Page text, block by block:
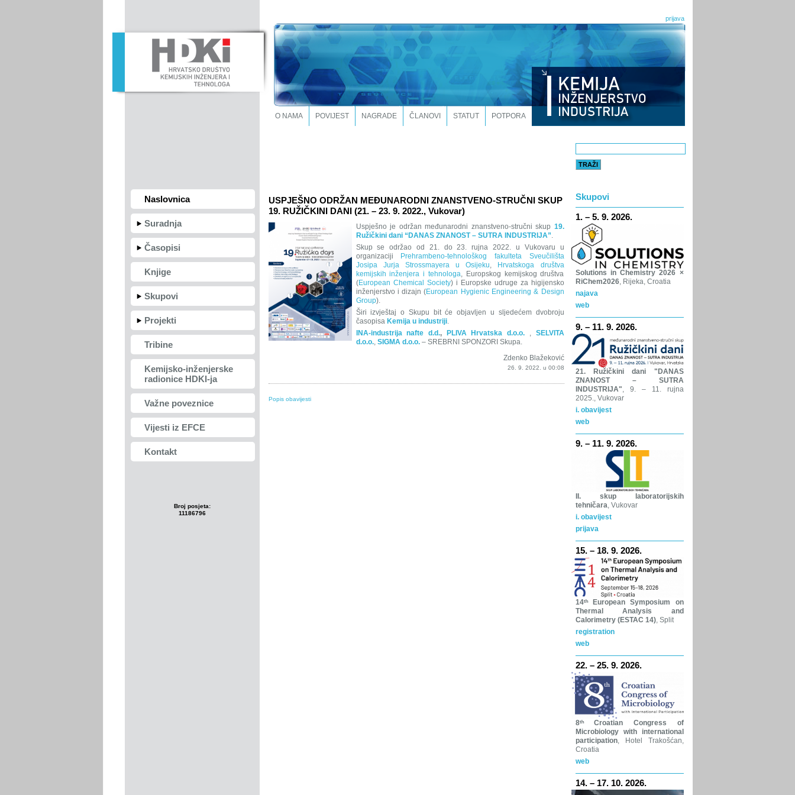
prijava
O NAMA POVIJEST NAGRADE ČLANOVI STATUT POTPORA
Naslovnica
Suradnja
Časopisi
Knjige
Skupovi
Projekti
Tribine
Kemijsko-inženjerske
radionice HDKI-ja
Važne poveznice
Vijesti iz EFCE
Kontakt
Broj posjeta:
11186796
USPJEŠNO ODRŽAN MEĐUNARODNI ZNANSTVENO-STRUČNI SKUP
19. RUŽIČKINI DANI (21. – 23. 9. 2022., Vukovar)
Uspješno je održan međunarodni znanstveno-stručni skup 19.
Ružičkini dani “DANAS ZNANOST – SUTRA INDUSTRIJA”.
Skup se održao od 21. do 23. rujna 2022. u Vukovaru u
organizaciji
Prehrambeno-tehnološkog fakulteta Sveučilišta
Josipa Jurja Strossmayera u Osijeku,
Hrvatskoga društva
kemijskih inženjera i tehnologa, Europskog kemijskog društva
(European Chemical Society) i Europske udruge za higijensko
inženjerstvo i dizajn (European Hygienic Engineering & Design
Group).
Širi izvještaj o Skupu bit će objavljen u sljedećem dvobroju
časopisa Kemija u industriji.
INA-industrija nafte d.d., PLIVA Hrvatska d.o.o. , SELVITA
d.o.o., SIGMA d.o.o.– SREBRNI SPONZORI Skupa.
Zdenko Blažeković
26. 9. 2022. u 00:08
Popis obavijesti
Skupovi
1. – 5. 9. 2026.
Solutions in Chemistry 2026 ×
RiChem2026, Rijeka, Croatia
najava
web
9. – 11. 9. 2026.
21. Ružičkini dani "DANAS
ZNANOST – SUTRA
INDUSTRIJA", 9. – 11. rujna
2025., Vukovar
i. obavijest
web
9. – 11. 9. 2026.
II. skup laboratorijskih
tehničara , Vukovar
i. obavijest
prijava
15. – 18. 9. 2026.
14ᵗʰEuropean Symposium on
Thermal Analysis and
Calorimetry (ESTAC 14), Split
registration
web
22. – 25. 9. 2026.
8ᵗʰCroatian Congress of
Microbiology with international
participation, Hotel Trakošćan,
Croatia
web
14. – 17. 10. 2026.